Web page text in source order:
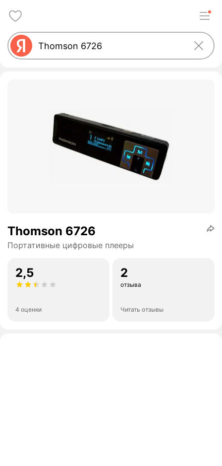
Thomson 6726
Портативные цифровые плееры
2,5
4 оценки
2
отзыва
Читать отзывы